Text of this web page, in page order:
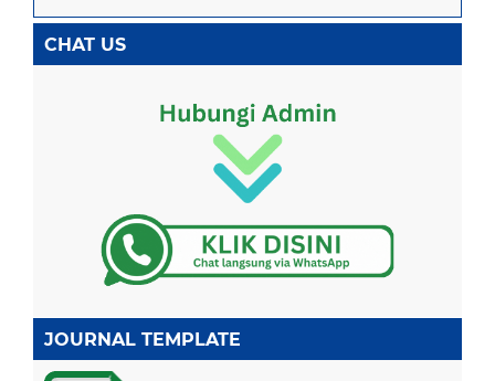
CHAT US
JOURNAL TEMPLATE